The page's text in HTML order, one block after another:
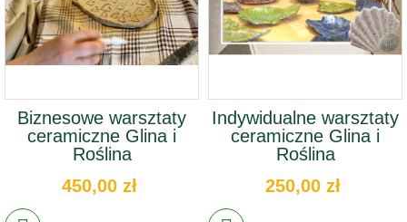
Biznesowe warsztaty
ceramiczne Glina i
Roślina
450,00 zł
Indywidualne warsztaty
ceramiczne Glina i
Roślina
250,00 zł